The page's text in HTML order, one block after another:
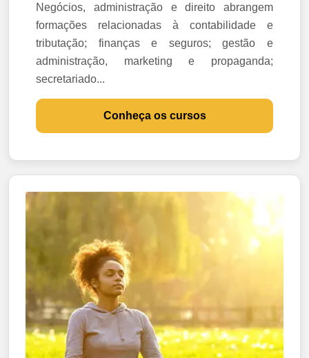
Negócios, administração e direito abrangem
formações relacionadas à contabilidade e
tributação; finanças e seguros; gestão e
administração, marketing e propaganda;
secretariado...
Conheça os cursos